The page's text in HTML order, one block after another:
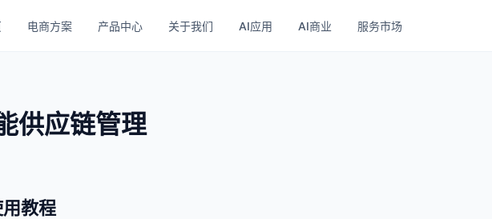
电商方案 产品中心 关于我们 AI应用 AI商业 服务市场
供应链管理
教程